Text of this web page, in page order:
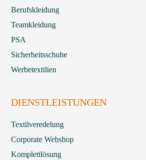
Berufskleidung
Teamkleidung
PSA
Sicherheitsschuhe
Werbetextilien
DIENSTLEISTUNGEN
Textilveredelung
Corporate Webshop
Komplettlösung